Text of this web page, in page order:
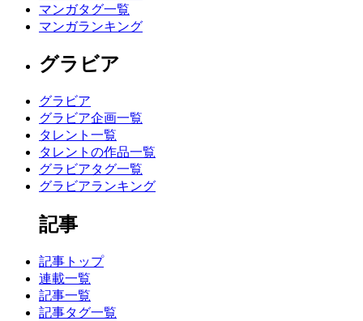
マンガタグ一覧
マンガランキング
グラビア
グラビア
グラビア企画一覧
タレント一覧
タレントの作品一覧
グラビアタグ一覧
グラビアランキング
記事
記事トップ
連載一覧
記事一覧
記事タグ一覧